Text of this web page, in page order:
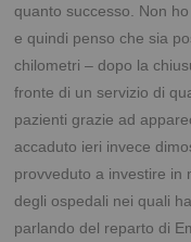
quanto successo. Non
e quindi penso che sia
chilometri – dopo la
fronte di un servizio di
pazienti grazie ad
accaduto ieri invece
provveduto a investire in
degli ospedali nei quali
parlando del reparto di